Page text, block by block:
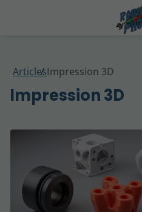
ArticlesImpression 3D
Impression 3D